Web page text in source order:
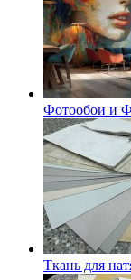
Фотообои и
Ткань для